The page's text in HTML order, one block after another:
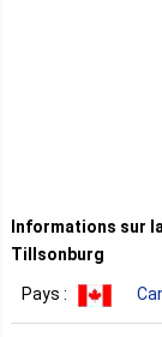
Informations sur
Tillsonburg
Pays :